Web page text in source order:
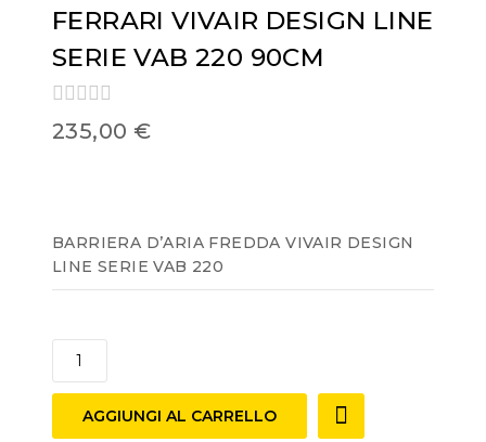
FERRARI VIVAIR DESIGN LINE
SERIE VAB 220 90CM
0
out
235,00 €
BARRIERA D’ARIA FREDDA VIVAIR DESIGN
LINE SERIE VAB 220
AGGIUNGI AL CARRELLO